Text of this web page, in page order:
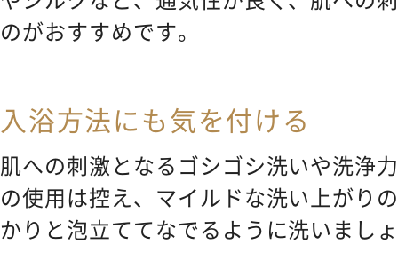
のがおすすめです。
入浴方法にも気を付ける
肌への刺激となるゴシゴシ洗いや洗浄
の使用は控え、マイルドな洗い上がり
かりと泡立ててなでるように洗いまし